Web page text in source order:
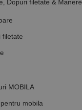
Dopuri filetate & Manere
filetate
MOBILA
mobila